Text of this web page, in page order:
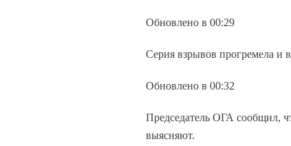
Обновлено в 00:29
Серия взрывов прогремела и
Обновлено в 00:32
Председатель ОГА сообщил,
выясняют.